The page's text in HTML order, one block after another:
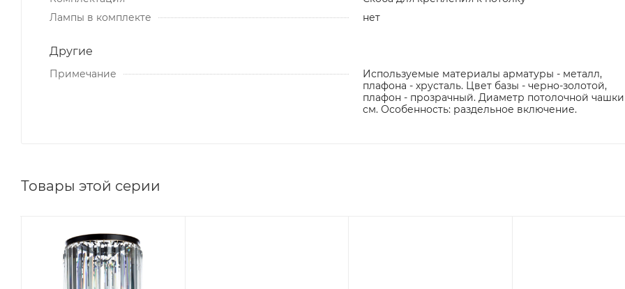
Лампы в комплекте
нет
Другие
Примечание
Используемые материалы арматуры - металл,
плафона - хрусталь. Цвет базы - черно-золотой,
плафон - прозрачный. Диаметр потолочной чашки
см. Особенность: раздельное включение.
Товары этой серии